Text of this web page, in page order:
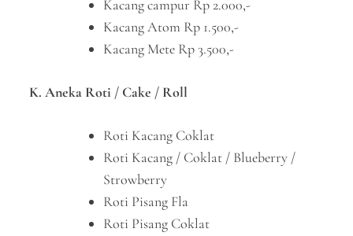
Kacang campur Rp 2.000,-
Kacang Atom Rp 1.500,-
Kacang Mete Rp 3.500,-
K. Aneka Roti / Cake / Roll
Roti Kacang Coklat
Roti Kacang / Coklat / Blueberry /
Strowberry
Roti Pisang Fla
Roti Pisang Coklat